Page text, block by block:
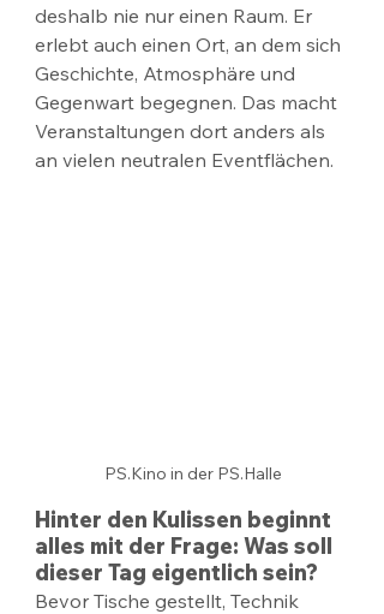
deshalb nie nur einen Raum. Er
erlebt auch einen Ort, an dem sich
Geschichte, Atmosphäre und
Gegenwart begegnen. Das macht
Veranstaltungen dort anders als
an vielen neutralen Eventflächen.
PS.Kino in der PS.Halle
Hinter den Kulissen beginnt
alles mit der Frage: Was soll
dieser Tag eigentlich sein?
Bevor Tische gestellt, Technik